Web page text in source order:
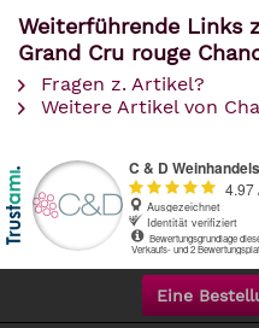
Weiterführende Links
Grand Cru rouge
Fragen z. Artikel?
Weitere Artikel von
Eine